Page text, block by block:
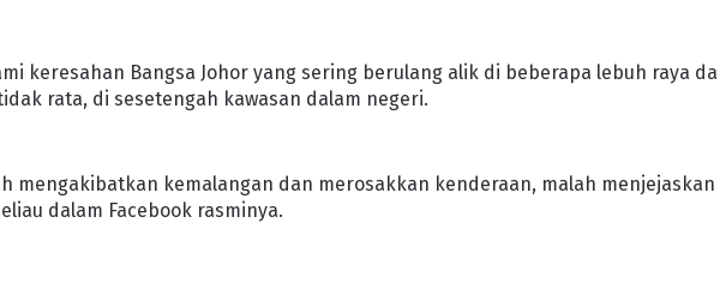
keresahan Bangsa Johor yang sering berulang alik di beberapa lebuh raya
rata, di sesetengah kawasan dalam negeri.
mengakibatkan kemalangan dan merosakkan kenderaan, malah menjejaskan
dalam Facebook rasminya.